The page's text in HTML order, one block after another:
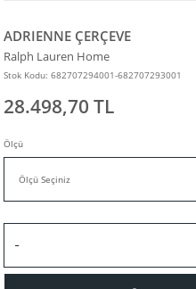
ADRIENNE ÇERÇEVE
Ralph Lauren Home
Stok Kodu: 682707294001-682707293001
28.498,70 TL
Ölçü